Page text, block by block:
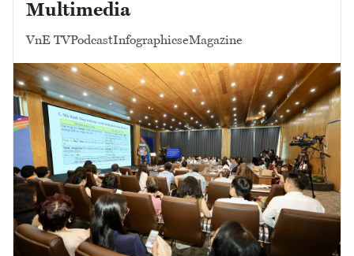
Multimedia
VnE TVPodcastInfographicseMagazine